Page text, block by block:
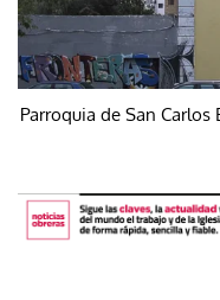
Parroquia de San